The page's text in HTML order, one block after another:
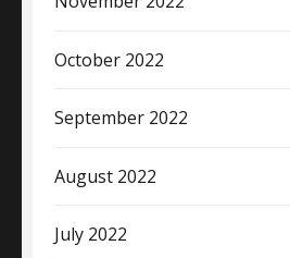
October 2022
September 2022
August 2022
July 2022